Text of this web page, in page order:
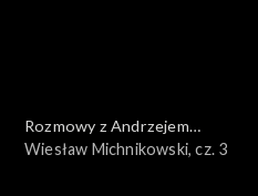
Rozmowy z Andrzejem
Doboszem
Wiesław Michnikowski, cz. 3